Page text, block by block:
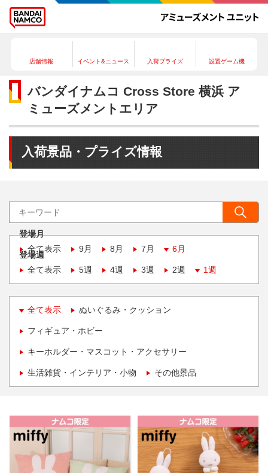
店舗情報 イベント&ニュース 入荷プライズ 設置ゲーム機
バンダイナムコ Cross Store 横浜 ア
ミューズメントエリア
入荷景品・プライズ情報
登場月
全て表示
9月 8月 7月 6月
登場週
全て表示
5週 4週 3週 2週 1週
全て表示 ぬいぐるみ・クッション
フィギュア・ホビー
キーホルダー・マスコット・アクセサリー
生活雑貨・インテリア・小物 その他景品